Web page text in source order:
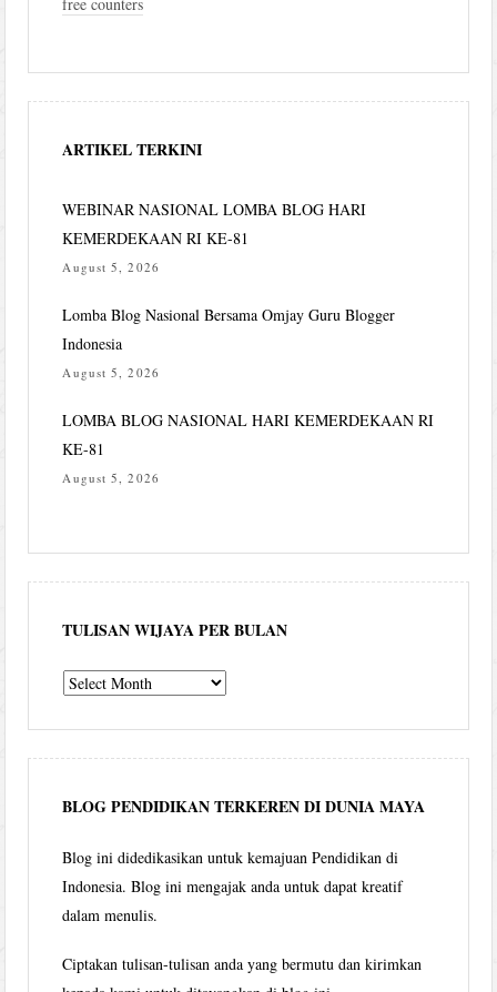
ARTIKEL TERKINI
WEBINAR NASIONAL LOMBA BLOG HARI
KEMERDEKAAN RI KE-81
August 5, 2026
Lomba Blog Nasional Bersama Omjay Guru Blogger
Indonesia
August 5, 2026
LOMBA BLOG NASIONAL HARI KEMERDEKAAN RI
KE-81
August 5, 2026
TULISAN WIJAYA PER BULAN
Tulisan
per
bulan
BLOG PENDIDIKAN TERKEREN DI DUNIA MAYA
Blog ini didedikasikan untuk kemajuan Pendidikan di
Indonesia. Blog ini mengajak anda untuk dapat kreatif
dalam menulis.
Ciptakan tulisan-tulisan anda yang bermutu dan kirimkan